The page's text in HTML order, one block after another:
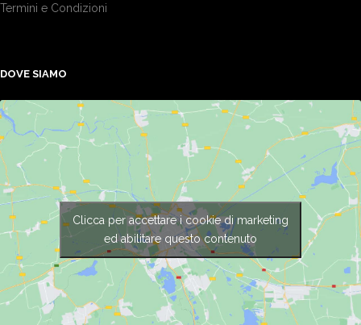
Termini e Condizioni
DOVE SIAMO
Clicca per accettare i cookie di marketing
ed abilitare questo contenuto